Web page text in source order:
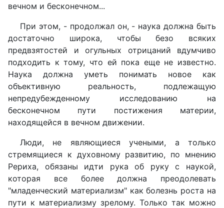
вечном и бесконечном...
При этом, - продолжал он, - наука должна быть
достаточно широка, чтобы безо всяких
предвзятостей и огульных отрицаний вдумчиво
подходить к тому, что ей пока еще не известно.
Наука должна уметь понимать новое как
объективную реальность, подлежащую
непредубежденному исследованию на
бесконечном пути постижения материи,
находящейся в вечном движении.
Люди, не являющиеся учеными, а только
стремящиеся к духовному развитию, по мнению
Рериха, обязаны идти рука об руку с наукой,
которая все более должна преодолевать
"младенческий материализм" как болезнь роста на
пути к материализму зрелому. Только так можно